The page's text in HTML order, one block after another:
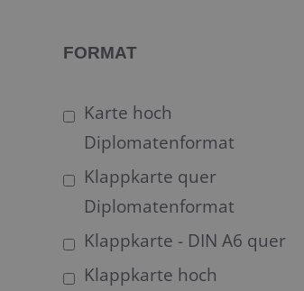
FORMAT
Karte hoch
Diplomatenformat
Klappkarte quer
Diplomatenformat
Klappkarte - DIN A6 quer
Klappkarte hoch